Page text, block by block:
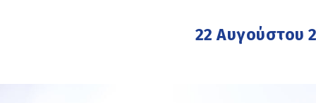
22 Αυγούστου